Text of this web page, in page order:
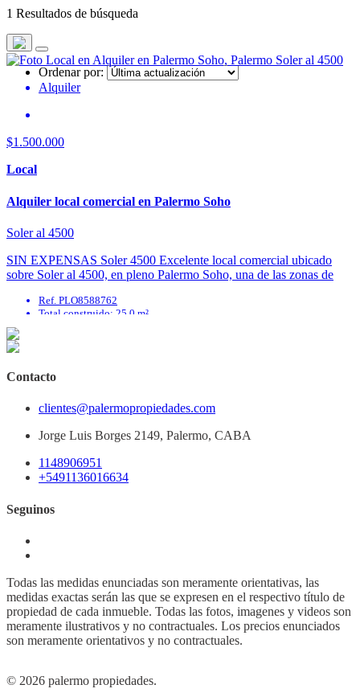
1 Resultados de búsqueda
Ordenar por:
Alquiler
$1.500.000
Local
Alquiler local comercial en Palermo Soho
Soler al 4500
SIN EXPENSAS Soler 4500 Excelente local comercial ubicado
sobre Soler al 4500, en pleno Palermo Soho, una de las zonas de
Ref. PLO8588762
Total construido: 25.0 m²
Contacto
clientes@palermopropiedades.com
Jorge Luis Borges 2149, Palermo, CABA
1148906951
+5491136016634
Seguinos
Todas las medidas enunciadas son meramente orientativas, las
medidas exactas serán las que se expresen en el respectivo título de
propiedad de cada inmueble. Todas las fotos, imagenes y videos son
meramente ilustrativos y no contractuales. Los precios enunciados
son meramente orientativos y no contractuales.
© 2026 palermo propiedades.